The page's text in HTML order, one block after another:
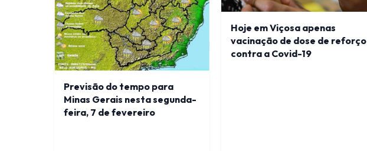
Previsão do tempo para
Minas Gerais nesta segunda-
feira, 7 de fevereiro
Hoje em Viçosa apenas
vacinação de dose de reforço
contra a Covid-19